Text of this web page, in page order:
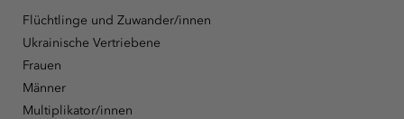
Flüchtlinge und Zuwander/innen
Ukrainische Vertriebene
Frauen
Männer
Multiplikator/innen